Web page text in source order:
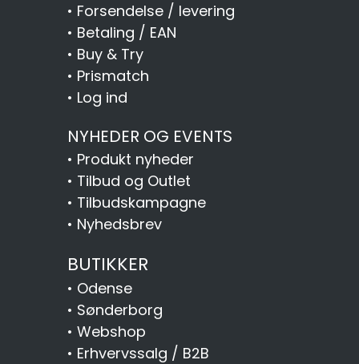
• Forsendelse / levering
• Betaling / EAN
• Buy & Try
• Prismatch
• Log ind
NYHEDER OG EVENTS
• Produkt nyheder
• Tilbud og Outlet
• Tilbudskampagne
• Nyhedsbrev
BUTIKKER
• Odense
• Sønderborg
• Webshop
• Erhvervssalg / B2B